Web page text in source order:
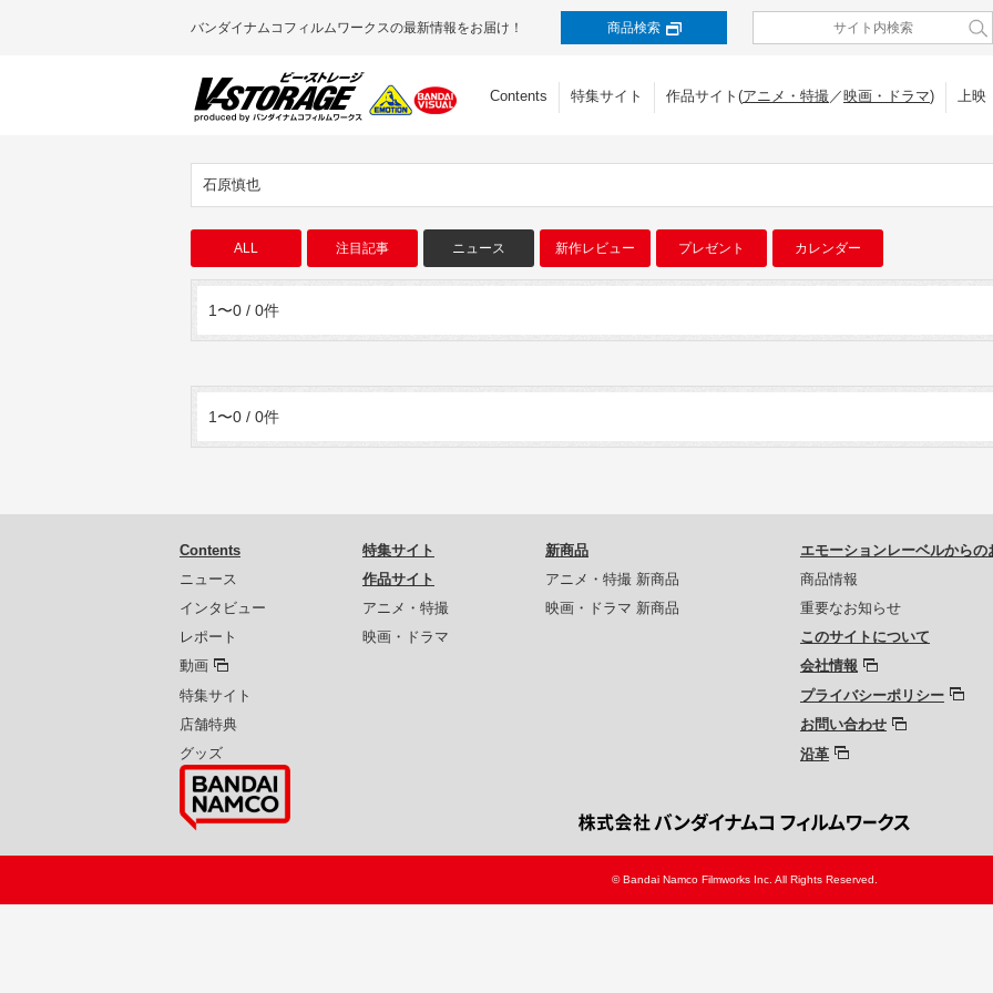
バンダイナムコフィルムワークスの最新情報をお届け！ 商品検索
Contents 特集サイト 作品サイト(アニメ・特撮／映画・ドラマ) 上映
石原慎也
ALL 注目記事 ニュース 新作レビュー プレゼント カレンダー
1〜0 / 0件
1〜0 / 0件
Contents
ニュース
インタビュー
レポート
動画
特集サイト
店舗特典
グッズ
特集サイト
作品サイト
アニメ・特撮
映画・ドラマ
新商品
アニメ・特撮 新商品
映画・ドラマ 新商品
エモーションレーベルからの
商品情報
重要なお知らせ
このサイトについて
会社情報
プライバシーポリシー
お問い合わせ
沿革
© Bandai Namco Filmworks Inc. All Rights Reserved.